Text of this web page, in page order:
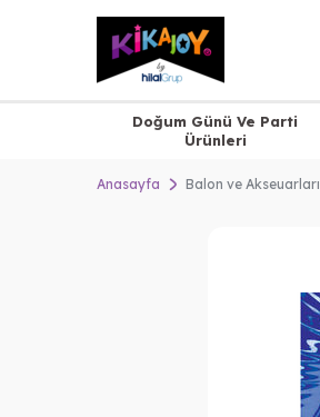
Doğum Günü Ve Parti
Ürünleri
Anasayfa Balon ve Akseuarları